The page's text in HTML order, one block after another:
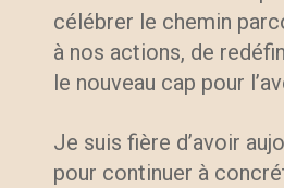
célébrer le chemin
à nos actions, de
le nouveau cap pour
Je suis fière d’avoir
pour continuer à